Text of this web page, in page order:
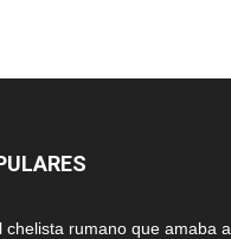
chelista rumano que amaba a